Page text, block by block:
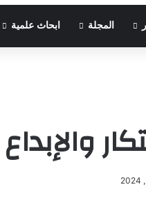
المجلة ابحاث علمية
والإبداع